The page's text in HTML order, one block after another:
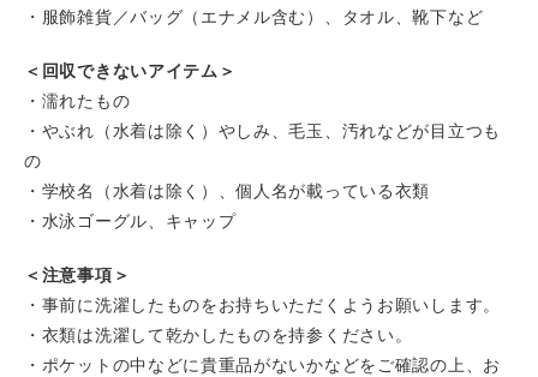
・服飾雑貨／バッグ（エナメル含む）、タオル、靴下など
＜回収できないアイテム＞
・濡れたもの
・やぶれ（水着は除く）やしみ、毛玉、汚れなどが目立つも
の
・学校名（水着は除く）、個人名が載っている衣類
・水泳ゴーグル、キャップ
＜注意事項＞
・事前に洗濯したものをお持ちいただくようお願いします。
・衣類は洗濯して乾かしたものを持参ください。
・ポケットの中などに貴重品がないかなどをご確認の上、お